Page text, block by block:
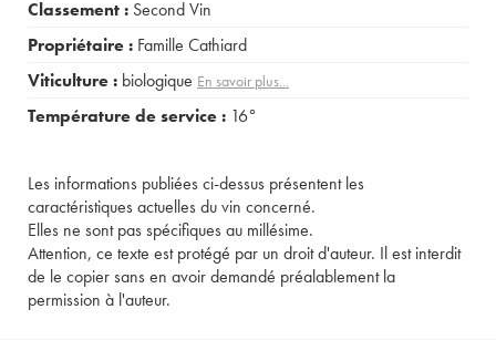
Classement : Second Vin
Propriétaire : Famille Cathiard
Viticulture : biologique En savoir plus...
Température de service : 16°
Les informations publiées ci-dessus présentent les
caractéristiques actuelles du vin concerné.
Elles ne sont pas spécifiques au millésime.
Attention, ce texte est protégé par un droit d'auteur. Il est interdit
de le copier sans en avoir demandé préalablement la
permission à l'auteur.